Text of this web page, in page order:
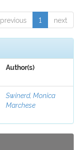
previous 1 next
Author(s)
Swinerd, Monica
Marchese